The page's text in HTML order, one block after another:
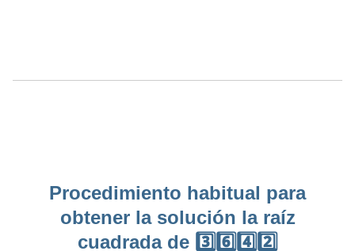
Procedimiento habitual para
obtener la solución la raíz
cuadrada de 3️⃣6️⃣4️⃣2️⃣